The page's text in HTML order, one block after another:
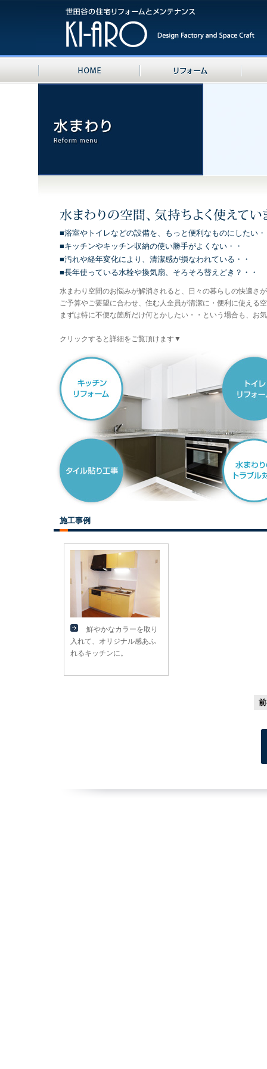
■浴室やトイレなどの設備を、もっと便利なものにしたい
■キッチンやキッチン収納の使い勝手がよくない・・
■汚れや経年変化により、清潔感が損なわれている・・
■長年使っている水栓や換気扇、そろそろ替えどき？・・
水まわり空間のお悩みが解消されると、日々の暮らしの快適さ
ご予算やご要望に合わせ、住む人全員が清潔に・便利に使える
まずは特に不便な箇所だけ何とかしたい・・という場合も、お
クリックすると詳細をご覧頂けます▼
施工事例
鮮やかなカラーを取り
入れて、オリジナル感あふ
れるキッチンに。